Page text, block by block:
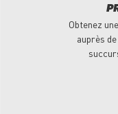
Obtenez
auprès